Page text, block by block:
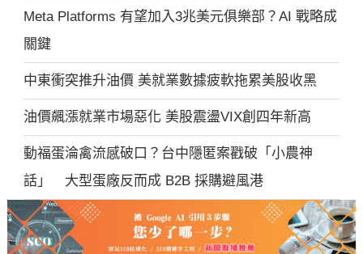
Meta Platforms 有望加入3兆美元俱樂部？AI 戰略成
關鍵
中東衝突推升油價 美就業數據疲軟拖累美股收黑
油價飆漲就業市場惡化 美股震盪VIX創四年新高
動福蛋淪禽流感破口？台中隱匿案戳破「小農神
話」 大型蛋廠反而成 B2B 採購避風港